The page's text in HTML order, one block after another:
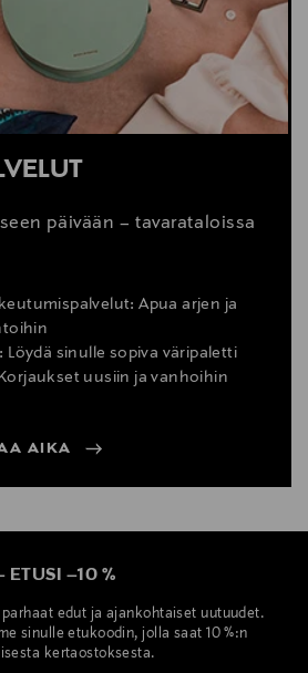
päivään – tavarataloissa
Apua arjen ja
sinulle sopiva väripaletti
uusiin ja vanhoihin
AIKA
ETUSI –10 %
edut ja ajankohtaiset uutuudet.
sinulle etukoodin, jolla saat 10 %:n
kertaostoksesta.